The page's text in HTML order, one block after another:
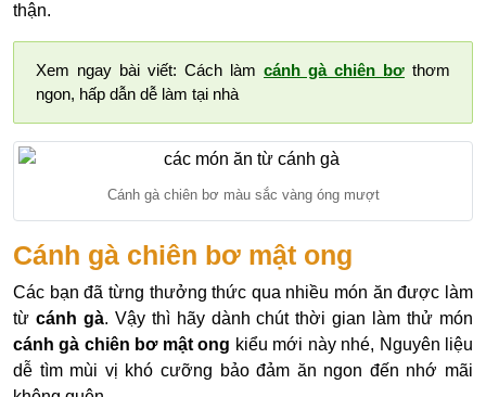
thận.
Xem ngay bài viết: Cách làm cánh gà chiên bơ thơm
ngon, hấp dẫn dễ làm tại nhà
Cánh gà chiên bơ màu sắc vàng óng mượt
Cánh gà chiên bơ mật ong
Các bạn đã từng thưởng thức qua nhiều món ăn được làm
từ cánh gà. Vậy thì hãy dành chút thời gian làm thử món
cánh gà chiên bơ mật ong kiểu mới này nhé, Nguyên liệu
dễ tìm mùi vị khó cưỡng bảo đảm ăn ngon đến nhớ mãi